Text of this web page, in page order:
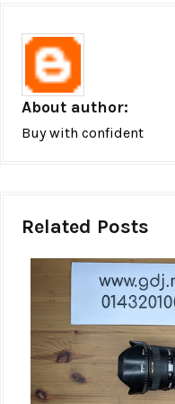
About author:
Buy with confident
Related Posts